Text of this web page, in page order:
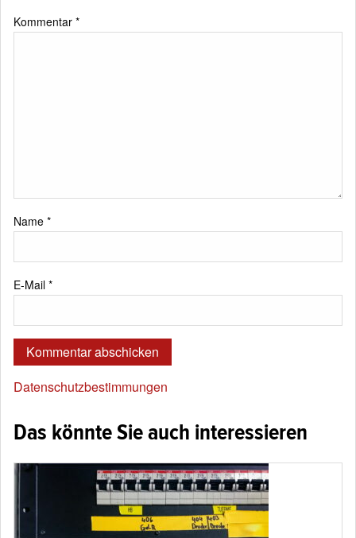
Kommentar *
Name *
E-Mail *
Datenschutzbestimmungen
Das könnte Sie auch interessieren